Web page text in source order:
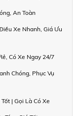
An Toàn
Xe Nhanh, Giá Ưu
Có Xe Ngay 24/7
Chóng, Phục Vụ
| Gọi Là Có Xe